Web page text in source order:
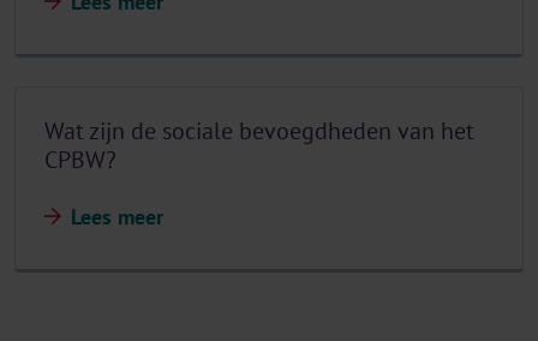
Wat zijn de sociale bevoegdheden van het
CPBW?
Lees meer